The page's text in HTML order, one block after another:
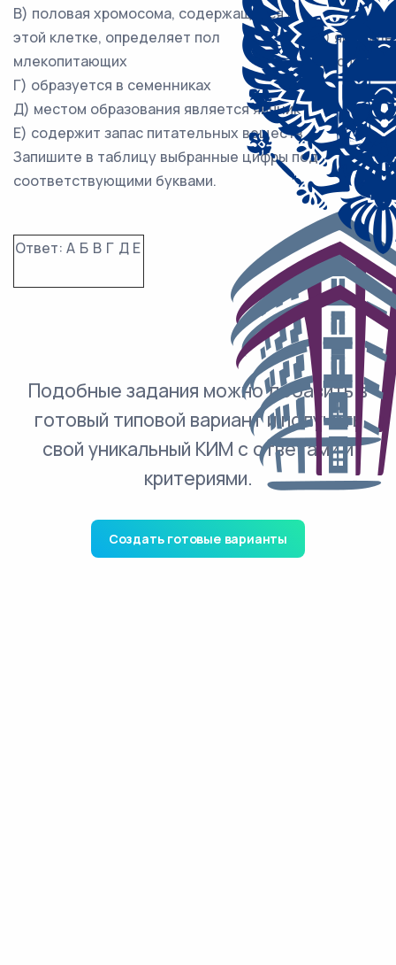
В) половая хромосома, содержащаяся в
этой клетке, определяет пол
млекопитающих
Г) образуется в семенниках
Д) местом образования является яичник
Е) содержит запас питательных веществ
1)
2)
Запишите в таблицу выбранные цифры под
соответствующими буквами.
Ответ: А Б В Г Д Е
Подобные задания можно добавить в
готовый типовой вариант и получить
свой уникальный КИМ с ответами и
критериями.
Создать готовые варианты